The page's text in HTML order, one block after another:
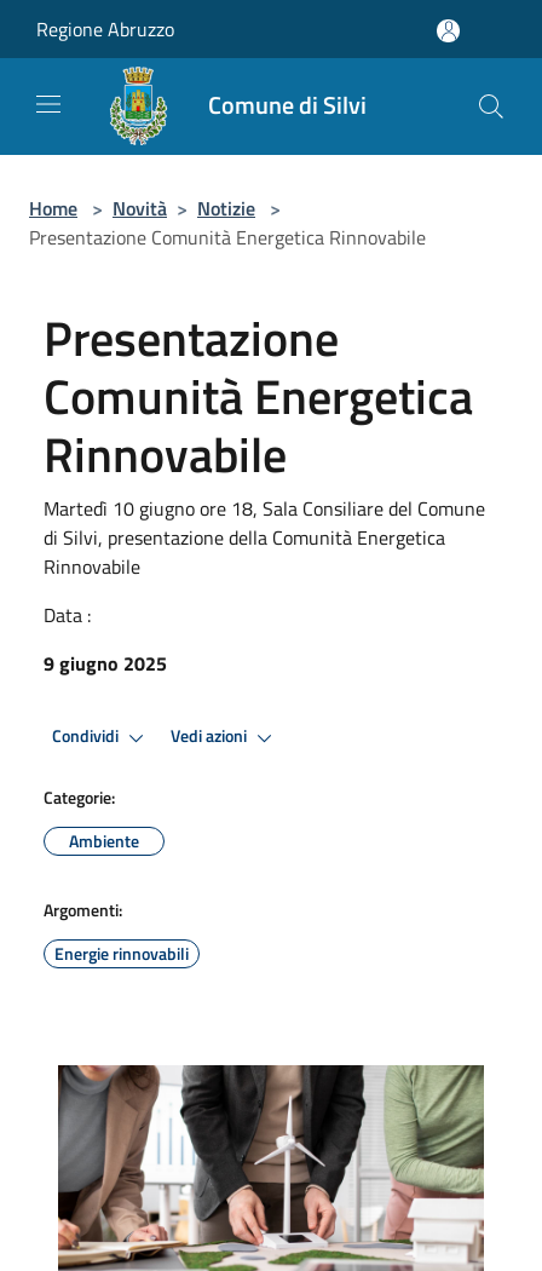
Regione Abruzzo
Comune di Silvi
Home > Novità > Notizie >
Presentazione Comunità Energetica Rinnovabile
Presentazione
Comunità Energetica
Rinnovabile
Martedì 10 giugno ore 18, Sala Consiliare del Comune
di Silvi, presentazione della Comunità Energetica
Rinnovabile
Data :
9 giugno 2025
Condividi Vedi azioni
Categorie:
Ambiente
Argomenti:
Energie rinnovabili